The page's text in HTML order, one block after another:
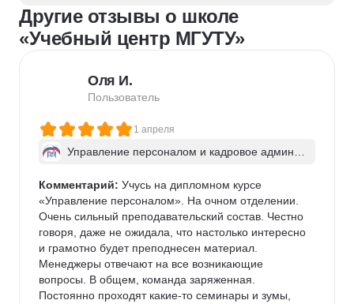
Другие отзывы о школе
«Учебный центр МГУТУ»
Оля И.
Пользователь
1 апреля
Управление персоналом и кадровое админис
Комментарий: Учусь на дипломном курсе
«Управление персоналом». На очном отделении.
Очень сильный преподавательский состав. Честно
говоря, даже не ожидала, что настолько интересно
и грамотно будет преподнесен материал.
Менеджеры отвечают на все возникающие
вопросы. В общем, команда заряженная.
Постоянно проходят какие-то семинары и зумы,